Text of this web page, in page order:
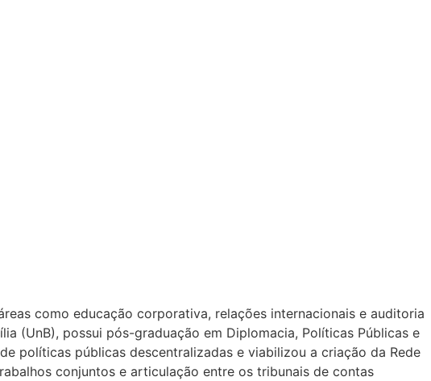
como educação corporativa, relações internacionais e auditoria
(UnB), possui pós-graduação em Diplomacia, Políticas Públicas e
políticas públicas descentralizadas e viabilizou a criação da Rede
conjuntos e articulação entre os tribunais de contas